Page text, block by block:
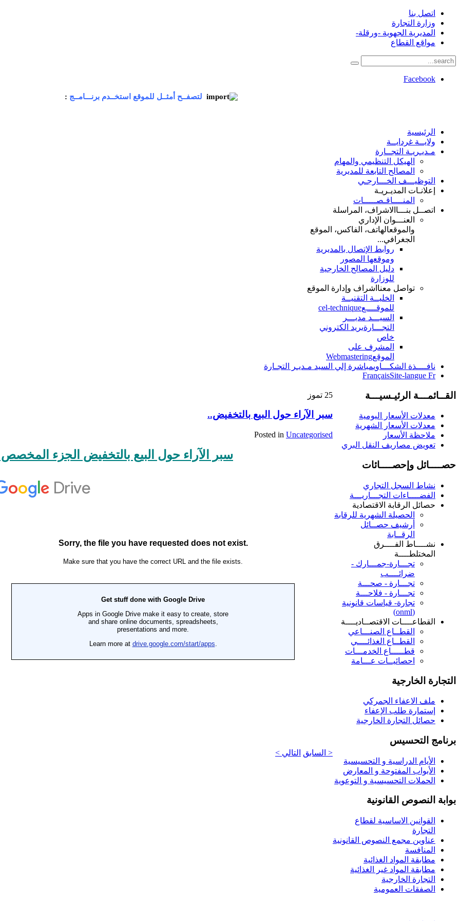
اتصل بنا
وزارة التجارة
المديرية الجهوية -ورقلة-
مواقع القطاع
Facebook
لتصفــح أمثــل للموقع استخــدم برنـــامــج :
الرئيسية
ولايــة غردايــة
مـديـريـة التجــارة
الهيكل التنظيمي والمهام
المصالح التابعة للمديرية
التوظيـــف الخـــارجـي
إعلانـات المديـريـة
المنــــاقـصـــــات
اتصــل بنـــا الاشراف، المراسلة
العنـــوان الإداري
والموقعالهاتف، الفاكس، الموقع
الجغرافي...
روابط الإتصال بالمديرية
وموقعها المصور
دليل المصالح الخارجية
للوزارة
تواصل معنا اشراف وإدارة الموقع
الخليــة التقنيــة
للموقــــعcel-technique
السيـــد مديـــر
التجـــارةبريد الكتروني
خاص
المشرف على
الموقعWebmastering
نافــــذة الشكـــاويمباشرة إلي السيد مـديـر التجـارة
FrançaisSite-langue Fr
25 تموز
سبر الآراء حول البيع بالتخفيض..
Posted in Uncategorised
سبر الآراء حول البيع بالتخفيض الجزء
< السابق التالي >
القــائمـــة الرئيـسيـــة
معدلات الأسعار اليومية
معدلات الأسعار الشهرية
ملاحظة الأسعار
تعويض مصاريف النقل البري
حصــــائل وإحصــــائات
نشاط السجل التجاري
الفضــــاءات التجـــاريـــة
حصائل الرقابة الاقتصادية
الحصيلة الشهرية للرقابة
أرشيف حصــائل
الرقــابة
نشــــاط الفــــرق
المختلطــــة
تجـــارة-جمـــارك -
ضرائــــب
تجـــارة - صحـــة
تجـــارة - فلاحـــة
تجارة- قياسات قانونية
(onml)
القطاعــــات الاقتصــاديــــة
القطــاع الصنـــاعي
القطــاع الغذائــــي
قطـــــاع الخدمـــات
احصائيــات عـــامة
التجارة الخارجية
ملف الاعفاء الجمركي
إستمارة طلب الإعفاء
حصائل التجارة الخارجية
برنامج التحسيس
الأيام الدراسية و التحسيسية
الأبواب المفتوحة و المعارض
الحملات التحسيسية و التوعوية
بوابة النصوص القانونية
القوانين الاساسية لقطاع
التجارة
عناوين مجمع النصوص القانونية
المنافسة
مطابقة المواد الغذائية
مطابقة المواد غير الغذائية
التجارة الخارجية
الصفقات العمومية